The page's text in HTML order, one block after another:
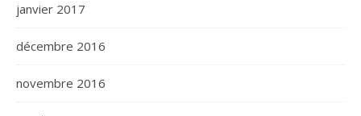
janvier 2017
décembre 2016
novembre 2016